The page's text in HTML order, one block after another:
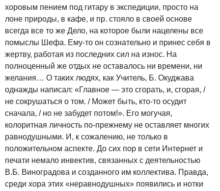
хоровым пением под гитару в экспедиции, просто на
лоне природы, в кафе, и пр. стояло в своей основе
всегда все то же Дело, на которое были нацелены все
помыслы Шефа. Ему-то он сознательно и принес себя в
жертву, работая из последних сил на износ. На
полноценный же отдых не оставалось ни времени, ни
желания… О таких людях, как Учитель, Б. Окуджава
однажды написал: «Главное — это сгорать, и, сгорая, /
не сокрушаться о том. / Может быть, кто-то осудит
сначала, / но не забудет потом!». Его могучая,
колоритная личность по-прежнему не оставляет многих
равнодушными. И, к сожалению, не только в
положительном аспекте. До сих пор в сети Интернет и
печати немало инвектив, связанных с деятельностью
В.Б. Виноградова и созданного им коллектива. Правда,
среди хора этих «неравнодушных» появились и нотки